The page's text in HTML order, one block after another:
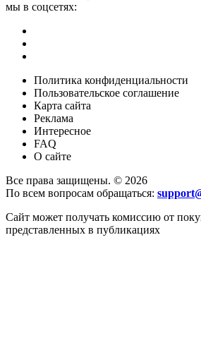
мы в соцсетях:
Политика конфиденциальности
Пользовательское соглашение
Карта сайта
Реклама
Интересное
FAQ
О сайте
Все права защищены. © 2026
По всем вопросам обращаться:
Сайт может получать комиссию от
представленных в публикациях